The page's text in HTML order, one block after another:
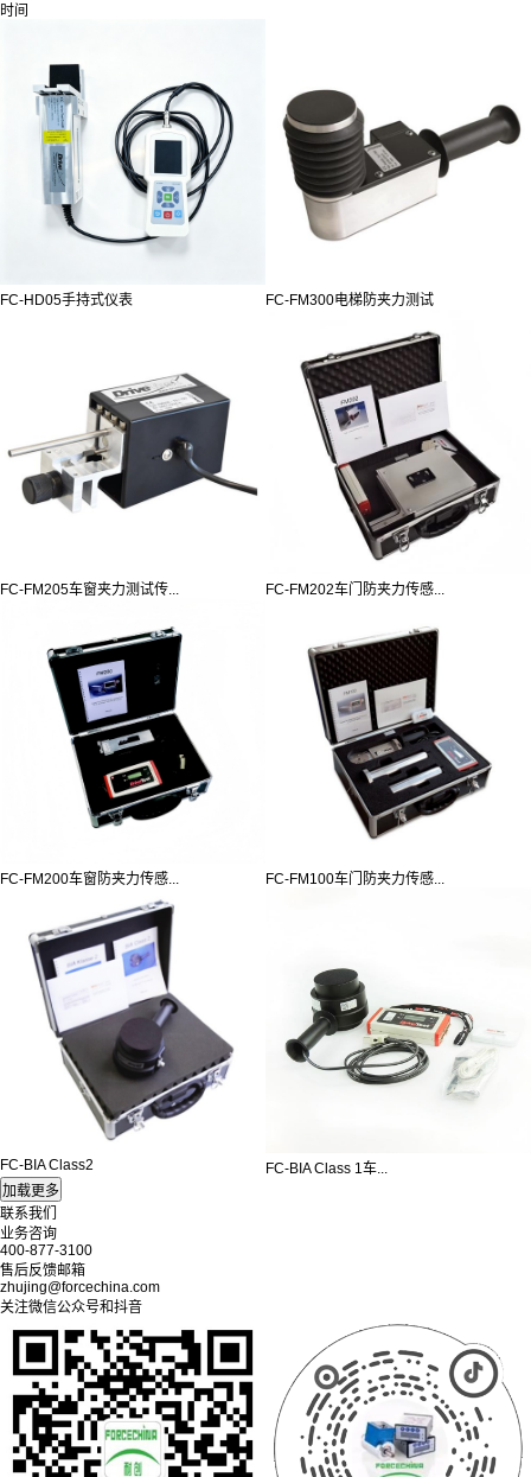
时间
FC-HD05手持式仪表 FC-FM300电梯防夹力测试
FC-FM205车窗夹力测试传... FC-FM202车门防夹力传感...
FC-FM200车窗防夹力传感... FC-FM100车门防夹力传感...
FC-BIA Class2 FC-BIA Class 1车...
联系我们
业务咨询
400-877-3100
售后反馈邮箱
zhujing@forcechina.com
关注微信公众号和抖音